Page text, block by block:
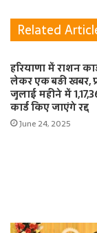
Related
हरियाणा में राशन
लेकर एक बड़ी खबर,
जुलाई महीने में
कार्ड किए जाएंगे रद्द
June 24, 2025